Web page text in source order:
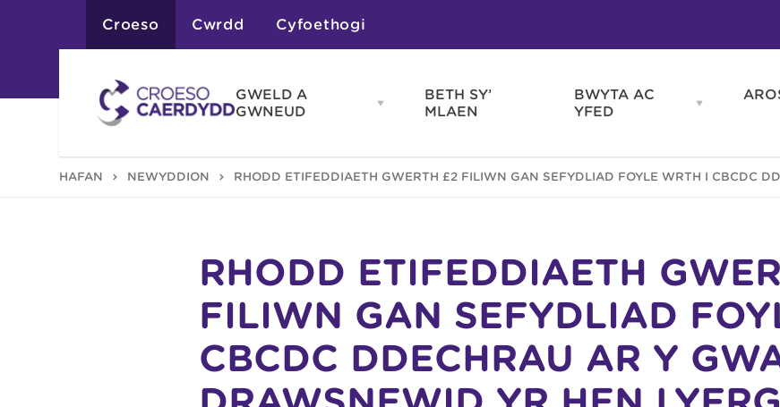
Croeso Cwrdd Cyfoethogi
GWELD A
GWNEUD
Open
GWNEUD
menu
Atyniadau
BETH SY’
MLAEN
BWYTA AC
YFED
Open
YFED
menu
Blas ar Gymru
HAFAN NEWYDDION RHODD ETIFEDDIAETH GWERTH £2 FILIWN GAN SEFYDLIAD FOYLE WRTH I CBCDC
RHODD ETIFEDDIAETH
FILIWN GAN SEFYDLIAD
CBCDC DDECHRAU AR Y